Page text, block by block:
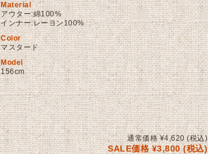
Material
アウター:綿100%
インナー:レーヨン100%
Color
マスタード
Model
156cm
通常価格 ¥4,620 (税込)
SALE価格 ¥3,800 (税込)